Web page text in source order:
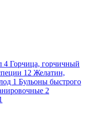
4 Горчица, горчичный
12 Желатин,
1 Бульоны быстрого
2